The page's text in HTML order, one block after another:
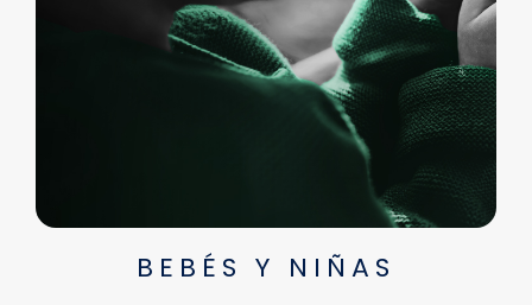
BEBÉS Y NIÑAS